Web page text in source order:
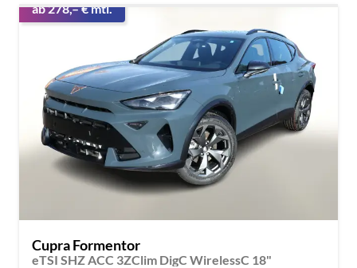
ab 278,– € mtl.
Cupra Formentor
eTSI SHZ ACC 3ZClim DigC WirelessC 18"